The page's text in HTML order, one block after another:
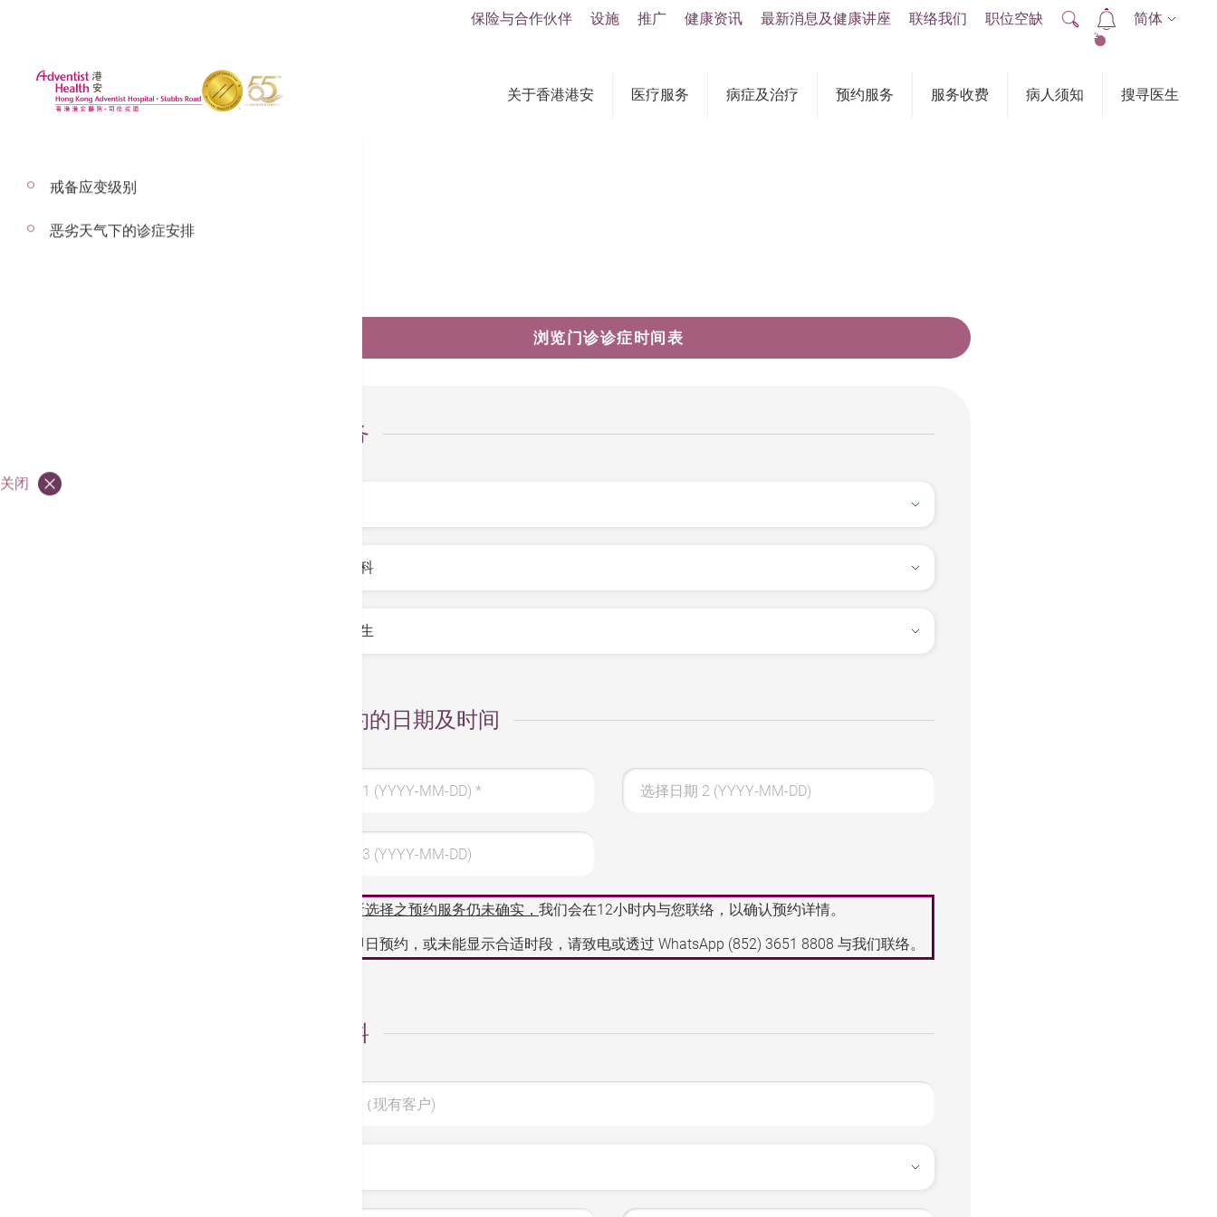
关于香港港安 医疗服务 病症及治疗 预约服务 服务收费 病人须知 搜寻医生
保险与合作伙伴 设施 推广 健康资讯 最新消息及健康讲座 联络我们 职位空缺
2
简体
浏览门诊诊症时间表
选择服务
选择预约的日期及时间
选择日期 1 (YYYY-MM-DD) * 选择日期 2 (YYYY-MM-DD)
选择日期 3 (YYYY-MM-DD)
阁下所选择之预约服务仍未确实， 我们会在12小时内与您联络，以确认预约详情。
如需即日预约，或未能显示合适时段，请致电或透过 WhatsApp (852) 3651 8808 与我们联络。
个人资料
病人编号（现有客户)
戒备应变级别
恶劣天气下的诊症安排
关闭